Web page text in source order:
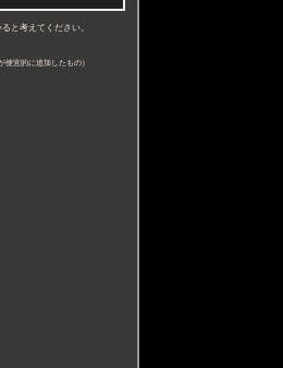
と考えてください。
便宜的に追加したもの）